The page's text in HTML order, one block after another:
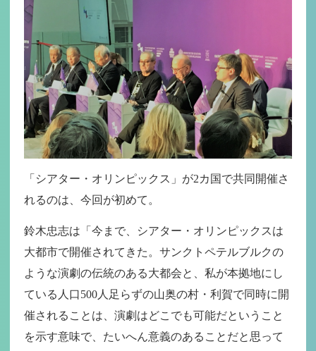
「シアター・オリンピックス」が2カ国で共同開催さ
れるのは、今回が初めて。
鈴木忠志は「今まで、シアター・オリンピックスは
大都市で開催されてきた。サンクトペテルブルクの
ような演劇の伝統のある大都会と、私が本拠地にし
ている人口500人足らずの山奥の村・利賀で同時に開
催されることは、演劇はどこでも可能だということ
を示す意味で、たいへん意義のあることだと思って